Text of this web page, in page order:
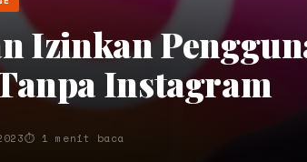
Izinkan
Instagram
⏱ 1 menit baca